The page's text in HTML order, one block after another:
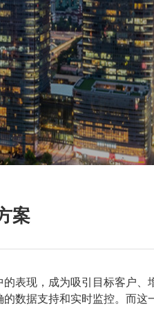
案
表现，成为吸引目标客户
据支持和实时监控。而这